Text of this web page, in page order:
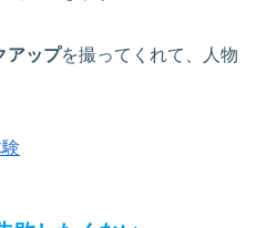
アップを撮ってくれて、人物